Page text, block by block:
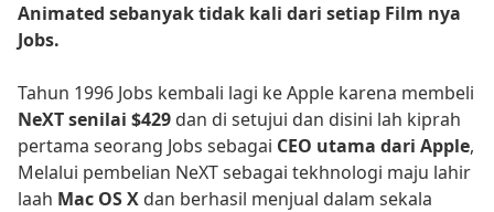
Animated sebanyak tidak kali dari setiap Film nya
Jobs.
Tahun 1996 Jobs kembali lagi ke Apple karena membeli
NeXT senilai $429 dan di setujui dan disini lah kiprah
pertama seorang Jobs sebagai CEO utama dari Apple,
Melalui pembelian NeXT sebagai tekhnologi maju lahir
laah Mac OS X dan berhasil menjual dalam sekala